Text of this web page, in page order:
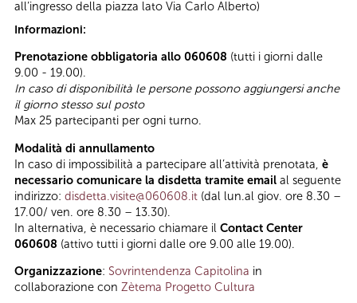
all’ingresso della piazza lato Via Carlo Alberto)
Informazioni:
Prenotazione obbligatoria allo 060608 (tutti i giorni dalle
9.00 - 19.00).
In caso di disponibilità le persone possono aggiungersi anche
il giorno stesso sul posto
Max 25 partecipanti per ogni turno.
Modalità di annullamento
In caso di impossibilità a partecipare all’attività prenotata, è
necessario comunicare la disdetta tramite email al seguente
indirizzo: disdetta.visite@060608.it (dal lun.al giov. ore 8.30 –
17.00/ ven. ore 8.30 – 13.30).
In alternativa, è necessario chiamare il Contact Center
060608 (attivo tutti i giorni dalle ore 9.00 alle 19.00).
Organizzazione: Sovrintendenza Capitolina in
collaborazione con Zètema Progetto Cultura